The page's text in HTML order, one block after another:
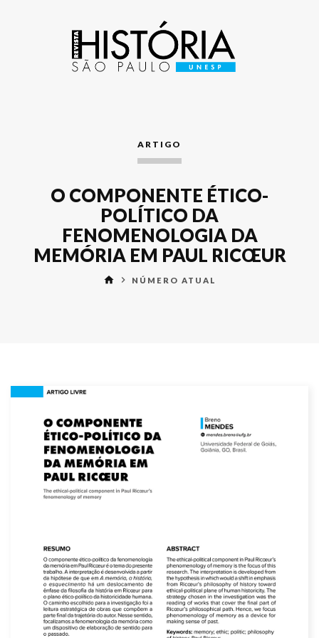
ARTIGO
O COMPONENTE ÉTICO-
POLÍTICO DA
FENOMENOLOGIA DA
MEMÓRIA EM PAUL RICŒUR
home keyboard_arrow_right NÚMERO ATUAL